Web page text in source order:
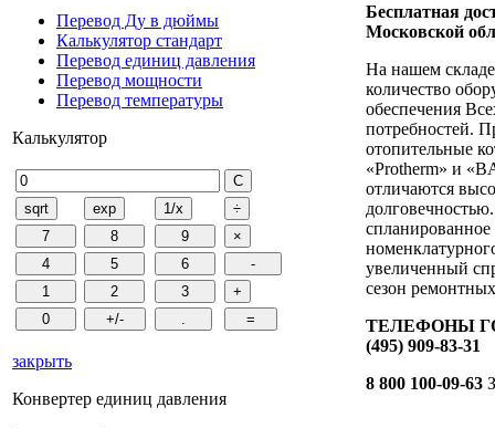
Перевод Ду в дюймы
Калькулятор стандарт
Перевод единиц давления
Перевод мощности
Перевод температуры
Калькулятор
закрыть
Конвертер единиц давления
Бесплатная
Московской
На нашем
количество
обеспечения
потребностей.
отопительные
«Protherm» и
отличаются
увеличенный
сезон
ТЕЛЕФОНЫ
(495) 909-83-31
8 800 100-09-63